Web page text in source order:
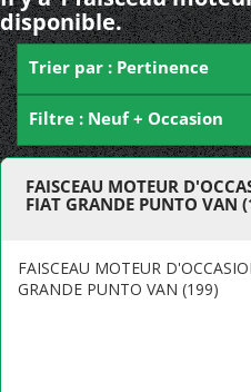
disponible.
Trier par : Pertinence
Filtre : Neuf + Occasion
FAISCEAU MOTEUR
FIAT GRANDE PUNTO VAN
FAISCEAU MOTEUR
GRANDE PUNTO VAN (199)